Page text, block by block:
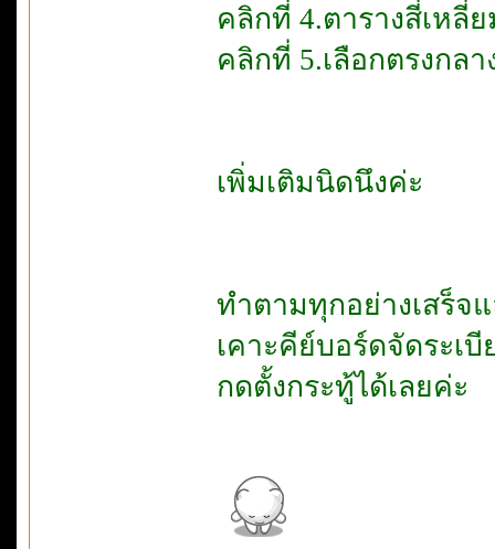
คลิกที่ 4.ตารางสี่เหลี่
คลิกที่ 5.เลือกตรงกลา
เพิ่มเติมนิดนึงค่ะ
ทำตามทุกอย่างเสร็จ
เคาะคีย์บอร์ดจัดระเ
กดตั้งกระทู้ได้เลยค่ะ